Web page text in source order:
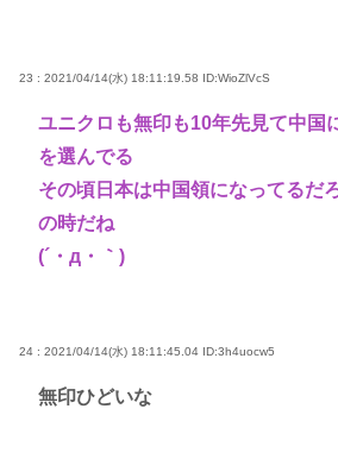
23 : 2021/04/14(水) 18:11:19.58 ID:WioZlVcS
ユニクロも無印も10年先見て中国
を選んでる
その頃日本は中国領になってるだ
の時だね
(´・д・｀)
24 : 2021/04/14(水) 18:11:45.04 ID:3h4uocw5
無印ひどいな